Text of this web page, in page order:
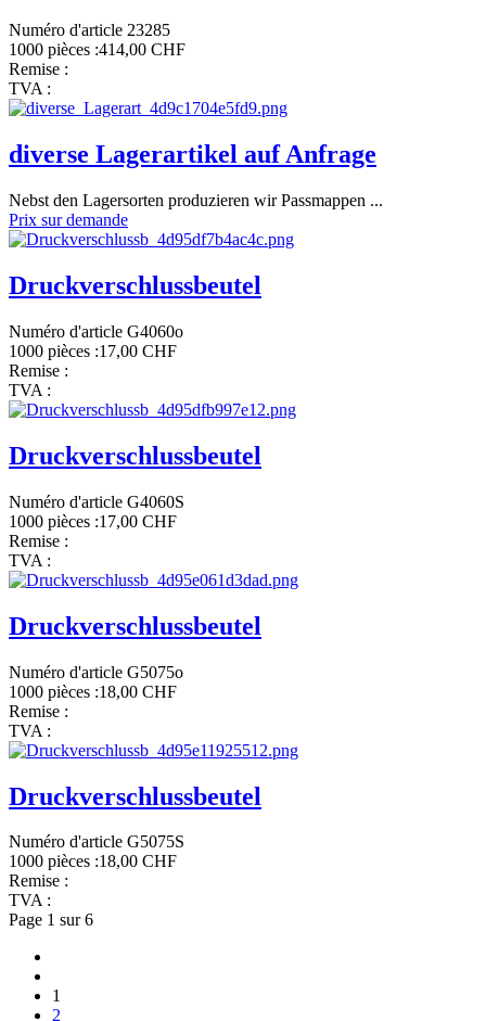
Numéro d'article 23285
1000 pièces :414,00 CHF
Remise :
TVA :
diverse Lagerartikel auf Anfrage
Nebst den Lagersorten produzieren wir Passmappen ...
Prix sur demande
Druckverschlussbeutel
Numéro d'article G4060o
1000 pièces :17,00 CHF
Remise :
TVA :
Druckverschlussbeutel
Numéro d'article G4060S
1000 pièces :17,00 CHF
Remise :
TVA :
Druckverschlussbeutel
Numéro d'article G5075o
1000 pièces :18,00 CHF
Remise :
TVA :
Druckverschlussbeutel
Numéro d'article G5075S
1000 pièces :18,00 CHF
Remise :
TVA :
Page 1 sur 6
1
2